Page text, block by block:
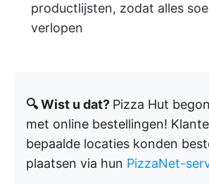
productlijsten, zodat alles
verlopen
🔍 Wist u dat? Pizza Hut
met online bestellingen!
bepaalde locaties konden
plaatsen via hun PizzaNet-